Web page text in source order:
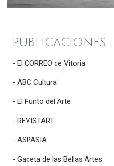
PUBLICACIONES
- El CORREO de Vitoria
- ABC Cultural
- El Punto del Arte
- REVISTART
- ASPASIA
- Gaceta de las Bellas Artes